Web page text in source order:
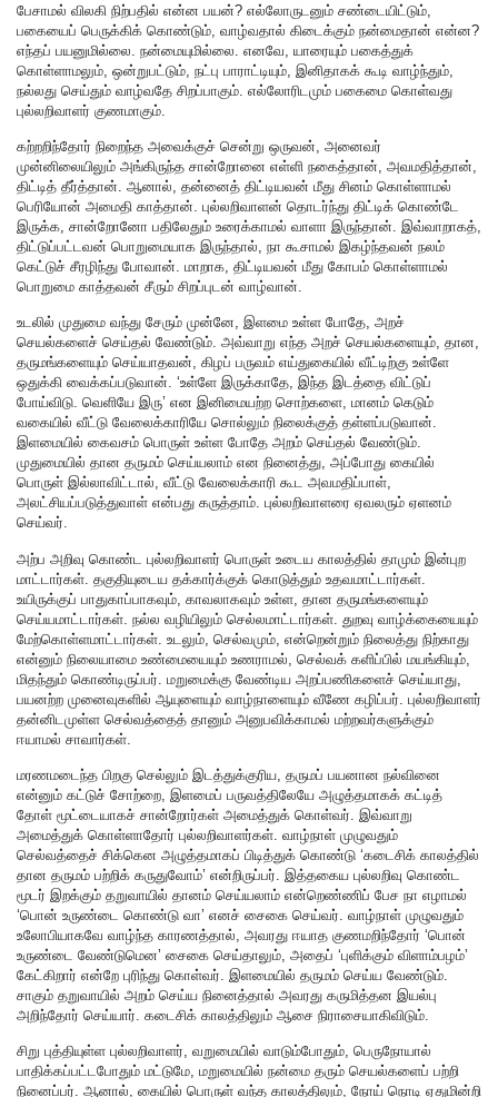
பேசாமல் விலகி நிற்பதில் என்ன பயன்? எல்லோருடனும் சண்டையிட்டும்,
பகையைப் பெருக்கிக் கொண்டும், வாழ்வதால் கிடைக்கும் நன்மைதான் என்ன?
எந்தப் பயனுமில்லை. நன்மையுமில்லை. எனவே, யாரையும் பகைத்துக்
கொள்ளாமலும், ஒன்றுபட்டும், நட்பு பாராட்டியும், இனிதாகக் கூடி வாழ்ந்தும்,
நல்லது செய்தும் வாழ்வதே சிறப்பாகும். எல்லோரிடமும் பகைமை கொள்வது
புல்லறிவாளர் குணமாகும்.
கற்றறிந்தோர் நிறைந்த அவைக்குச் சென்று ஒருவன், அனைவர்
முன்னிலையிலும் அங்கிருந்த சான்றோனை எள்ளி நகைத்தான், அவமதித்தான்,
திட்டித் தீர்த்தான். ஆனால், தன்னைத் திட்டியவன் மீது சினம் கொள்ளாமல்
பெரியோன் அமைதி காத்தான். புல்லறிவாளன் தொடர்ந்து திட்டிக் கொண்டே
இருக்க, சான்றோனோ பதிலேதும் உரைக்காமல் வாளா இருந்தான். இவ்வாறாகத்,
திட்டுப்பட்டவன் பொறுமையாக இருந்தால், நா கூசாமல் இகழ்ந்தவன் நலம்
கெட்டுச் சீரழிந்து போவான். மாறாக, திட்டியவன் மீது கோபம் கொள்ளாமல்
பொறுமை காத்தவன் சீரும் சிறப்புடன் வாழ்வான்.
உடலில் முதுமை வந்து சேரும் முன்னே, இளமை உள்ள போதே, அறச்
செயல்களைச் செய்தல் வேண்டும். அவ்வாறு எந்த அறச் செயல்களையும், தான,
தருமங்களையும் செய்யாதவன், கிழப் பருவம் எய்துகையில் வீட்டிற்கு உள்ளே
ஒதுக்கி வைக்கப்படுவான். ‘உள்ளே இருக்காதே, இந்த இடத்தை விட்டுப்
போய்விடு. வெளியே இரு’ என இனிமையற்ற சொற்களை, மானம் கெடும்
வகையில் வீட்டு வேலைக்காரியே சொல்லும் நிலைக்குத் தள்ளப்படுவான்.
இளமையில் கைவசம் பொருள் உள்ள போதே அறம் செய்தல் வேண்டும்.
முதுமையில் தான தருமம் செய்யலாம் என நினைத்து, அப்போது கையில்
பொருள் இல்லாவிட்டால், வீட்டு வேலைக்காரி கூட அவமதிப்பாள்,
அலட்சியப்படுத்துவாள் என்பது கருத்தாம். புல்லறிவாளரை ஏவலரும் ஏளனம்
செய்வர்.
அற்ப அறிவு கொண்ட புல்லறிவாளர் பொருள் உடைய காலத்தில் தாமும் இன்புற
மாட்டார்கள். தகுதியுடைய தக்கார்க்குக் கொடுத்தும் உதவமாட்டார்கள்.
உயிருக்குப் பாதுகாப்பாகவும், காவலாகவும் உள்ள, தான தருமங்களையும்
செய்யமாட்டார்கள். நல்ல வழியிலும் செல்லமாட்டார்கள். துறவு வாழ்க்கையையும்
மேற்கொள்ளமாட்டார்கள். உடலும், செல்வமும், என்றென்றும் நிலைத்து நிற்காது
என்னும் நிலையாமை உண்மையையும் உணராமல், செல்வக் களிப்பில் மயங்கியும்,
மிதந்தும் கொண்டிருப்பர். மறுமைக்கு வேண்டிய அறப்பணிகளைச் செய்யாது,
பயனற்ற முனைவுகளில் ஆயுளையும் வாழ்நாளையும் வீணே கழிப்பர். புல்லறிவாளர்
தன்னிடமுள்ள செல்வத்தைத் தானும் அனுபவிக்காமல் மற்றவர்களுக்கும்
ஈயாமல் சாவார்கள்.
மரணமடைந்த பிறகு செல்லும் இடத்துக்குரிய, தருமப் பயனான நல்வினை
என்னும் கட்டுச் சோற்றை, இளமைப் பருவத்திலேயே அழுத்தமாகக் கட்டித்
தோள் மூட்டையாகச் சான்றோர்கள் அமைத்துக் கொள்வர். இவ்வாறு
அமைத்துக் கொள்ளாதோர் புல்லறிவாளர்கள். வாழ்நாள் முழுவதும்
செல்வத்தைச் சிக்கென அழுத்தமாகப் பிடித்துக் கொண்டு ‘கடைசிக் காலத்தில்
தான தருமம் பற்றிக் கருதுவோம்’ என்றிருப்பர். இத்தகைய புல்லறிவு கொண்ட
மூடர் இறக்கும் தறுவாயில் தானம் செய்யலாம் என்றெண்ணிப் பேச நா எழாமல்
‘பொன் உருண்டை கொண்டு வா’ எனச் சைகை செய்வர். வாழ்நாள் முழுவதும்
உலோபியாகவே வாழ்ந்த காரணத்தால், அவரது ஈயாத குணமறிந்தோர் ‘பொன்
உருண்டை வேண்டுமென’ சைகை செய்தாலும், அதைப் ‘புளிக்கும் விளாம்பழம்’
கேட்கிறார் என்றே புரிந்து கொள்வர். இளமையில் தருமம் செய்ய வேண்டும்.
சாகும் தறுவாயில் அறம் செய்ய நினைத்தால் அவரது கருமித்தன இயல்பு
அறிந்தோர் செய்யார். கடைசிக் காலத்திலும் ஆசை நிராசையாகிவிடும்.
சிறு புத்தியுள்ள புல்லறிவாளர், வறுமையில் வாடும்போதும், பெருநோயால்
பாதிக்கப்பட்டபோதும் மட்டுமே, மறுமையில் நன்மை தரும் செயல்களைப் பற்றி
நினைப்பர். ஆனால், கையில் பொருள் வந்த காலத்திலும், நோய் நொடி ஏதுமின்றி